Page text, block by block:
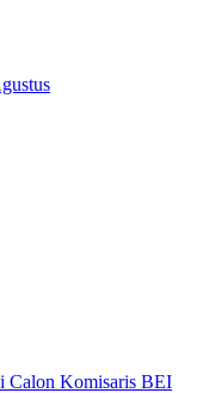
Calon Komisaris BEI